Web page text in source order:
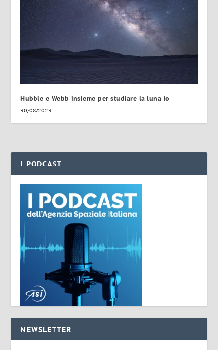
Hubble e Webb insieme per studiare la luna Io
30/08/2023
I PODCAST
NEWSLETTER